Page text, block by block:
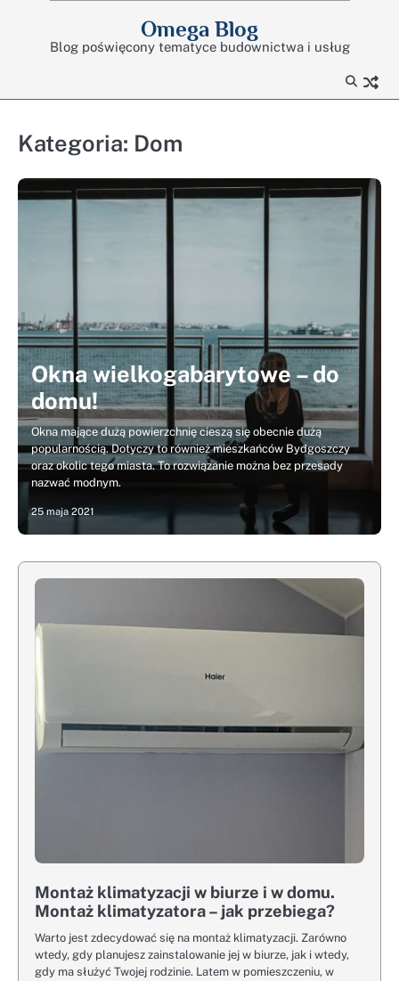
Omega Blog
Blog poświęcony tematyce budownictwa i usług
Kategoria: Dom
Okna wielkogabarytowe – do
domu!
Okna mające dużą powierzchnię cieszą się obecnie dużą
popularnością. Dotyczy to również mieszkańców Bydgoszczy
oraz okolic tego miasta. To rozwiązanie można bez przesady
nazwać modnym.
25 maja 2021
Montaż klimatyzacji w biurze i w domu.
Montaż klimatyzatora – jak przebiega?
Warto jest zdecydować się na montaż klimatyzacji. Zarówno
wtedy, gdy planujesz zainstalowanie jej w biurze, jak i wtedy,
gdy ma służyć Twojej rodzinie. Latem w pomieszczeniu, w